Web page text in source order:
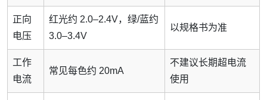
正向
电压
红光约 2.0–2.4V，绿/蓝约
3.0–3.4V
以规格书为准
工作
电流
常见每色约 20mA
不建议长期超电流
使用